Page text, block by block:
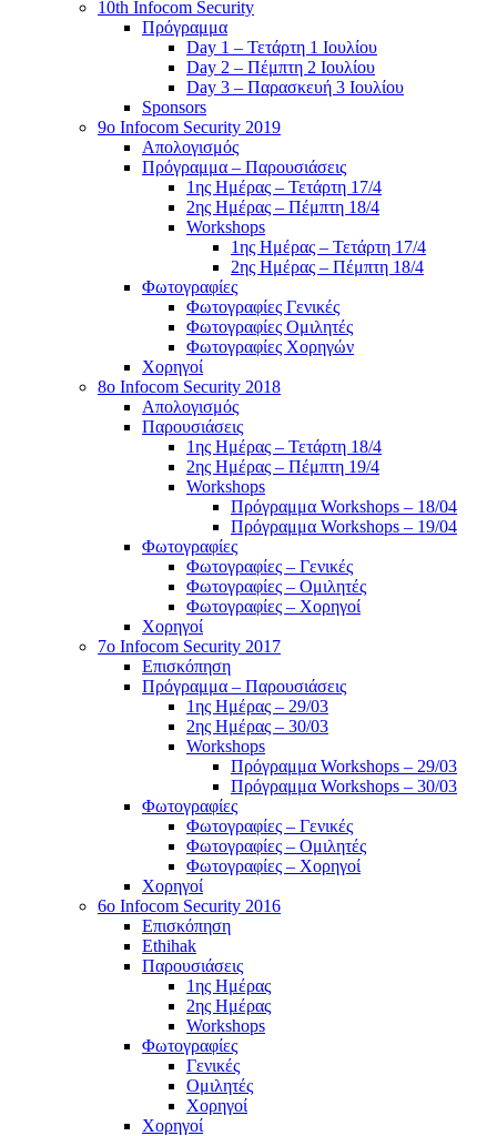
10th Infocom Security
Πρόγραμμα
Day 1 – Τετάρτη 1 Ιουλίου
Day 2 – Πέμπτη 2 Ιουλίου
Day 3 – Παρασκευή 3 Ιουλίου
Sponsors
9ο Infocom Security 2019
Απολογισμός
Πρόγραμμα – Παρουσιάσεις
1ης Ημέρας – Τετάρτη 17/4
2ης Ημέρας – Πέμπτη 18/4
Workshops
1ης Ημέρας – Τετάρτη 17/4
2ης Ημέρας – Πέμπτη 18/4
Φωτογραφίες
Φωτογραφίες Γενικές
Φωτογραφίες Ομιλητές
Φωτογραφίες Χορηγών
Χορηγοί
8ο Infocom Security 2018
Απολογισμός
Παρουσιάσεις
1ης Ημέρας – Τετάρτη 18/4
2ης Ημέρας – Πέμπτη 19/4
Workshops
Πρόγραμμα Workshops – 18/04
Πρόγραμμα Workshops – 19/04
Φωτογραφίες
Φωτογραφίες – Γενικές
Φωτογραφίες – Ομιλητές
Φωτογραφίες – Χορηγοί
Χορηγοί
7o Infocom Security 2017
Επισκόπηση
Πρόγραμμα – Παρουσιάσεις
1ης Ημέρας – 29/03
2ης Ημέρας – 30/03
Workshops
Πρόγραμμα Workshops – 29/03
Πρόγραμμα Workshops – 30/03
Φωτογραφίες
Φωτογραφίες – Γενικές
Φωτογραφίες – Ομιλητές
Φωτογραφίες – Χορηγοί
Χορηγοί
6o Infocom Security 2016
Επισκόπηση
Ethihak
Παρουσιάσεις
1ης Ημέρας
2ης Ημέρας
Workshops
Φωτογραφίες
Γενικές
Ομιλητές
Χορηγοί
Χορηγοί